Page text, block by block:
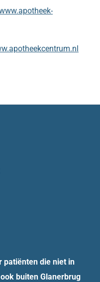
patiënten die niet in
buiten Glanerbrug